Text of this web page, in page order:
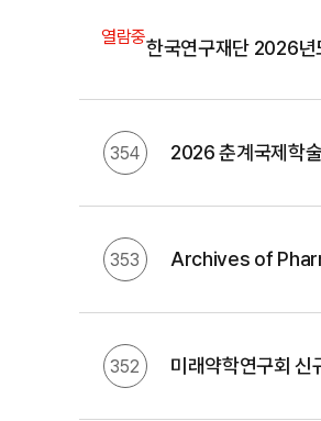
열람중한국연구재단 2026년
354 2026 춘계국제학
353 Archives of
352 미래약학연구회 신